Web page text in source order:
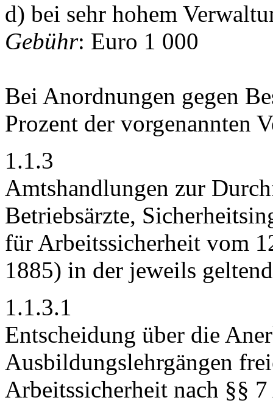
d) bei sehr hohem
Gebühr: Euro 1 000
Bei Anordnungen gegen
Prozent der vorgenannten
1.1.3
Amtshandlungen zur
Betriebsärzte,
für Arbeitssicherheit vom
1885) in der jeweils
1.1.3.1
Entscheidung über die
Ausbildungslehrgängen
Arbeitssicherheit nach §§